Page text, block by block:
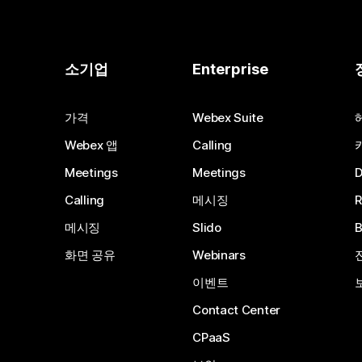
소기업
가격
Webex 앱
Meetings
Calling
메시징
화면 공유
Enterprise
Webex Suite
Calling
Meetings
메시징
Slido
Webinars
이벤트
Contact Center
CPaaS